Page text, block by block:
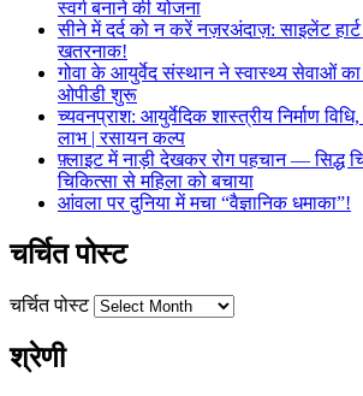
स्वर्ग बनाने की योजना
सीने में दर्द को न करें नज़रअंदाज़: साइलेंट
खतरनाक!
गोवा के आयुर्वेद संस्थान ने स्वास्थ्य सेवाओं का
ओपीडी शुरू
च्यवनप्राश: आयुर्वेदिक शास्त्रीय निर्माण
लाभ | रसायन कल्प
फ़्लाइट में नाड़ी देखकर रोग पहचान — सिद्ध
चिकित्सा से महिला को बचाया
आंवला पर दुनिया में मचा “वैज्ञानिक धमाका”!
चर्चित पोस्ट
चर्चित पोस्ट
श्रेणी